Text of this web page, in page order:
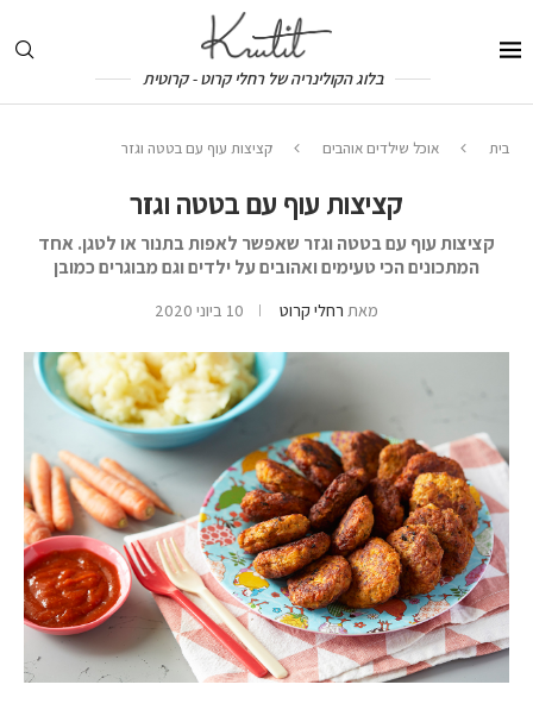
בלוג הקולינריה של רחלי קרוט - קרוטית
בית אוכל שילדים אוהבים קציצות עוף עם בטטה וגזר
קציצות עוף עם בטטה וגזר
קציצות עוף עם בטטה וגזר שאפשר לאפות בתנור או לטגן. אחד
המתכונים הכי טעימים ואהובים על ילדים וגם מבוגרים כמובן
מאת רחלי קרוט 10 ביוני 2020